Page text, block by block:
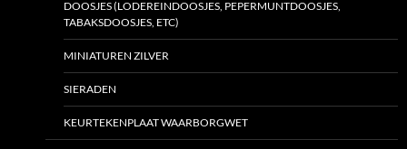
DOOSJES (LODEREINDOOSJES, PEPERMUNTDOOSJES,
TABAKSDOOSJES, ETC)
MINIATUREN ZILVER
SIERADEN
KEURTEKENPLAAT WAARBORGWET